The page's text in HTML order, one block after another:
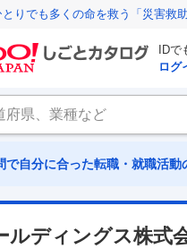
とりでも多くの命を救う「災害救
ID
ログ
で自分に合った転職・就職活
ルディングス株式